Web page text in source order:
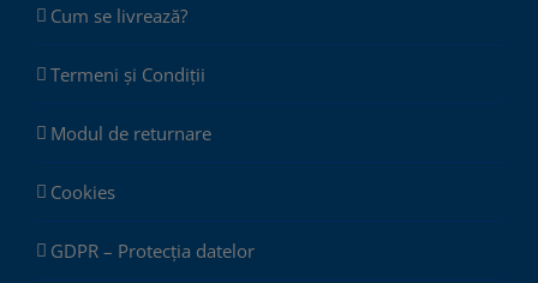
Cum se livrează?
Termeni și Condiții
Modul de returnare
Cookies
GDPR – Protecția datelor